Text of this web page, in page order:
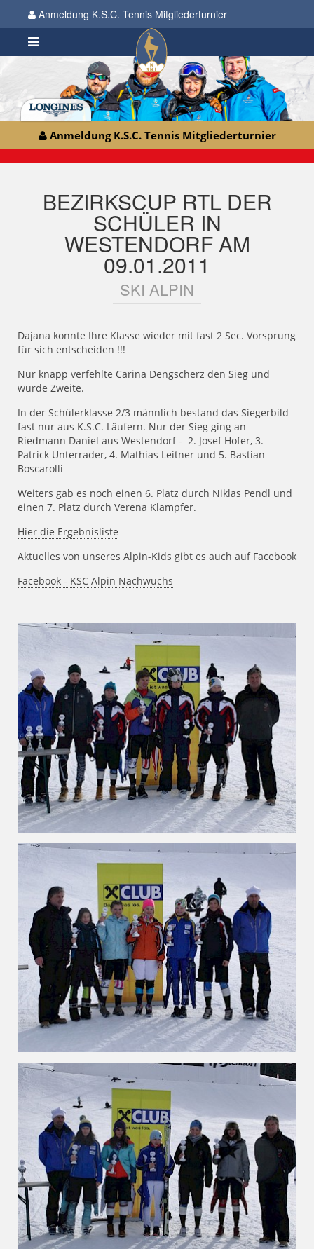
Anmeldung K.S.C. Tennis Mitgliederturnier
Anmeldung K.S.C. Tennis Mitgliederturnier
BEZIRKSCUP RTL DER
SCHÜLER IN
WESTENDORF AM
09.01.2011
SKI ALPIN
Dajana konnte Ihre Klasse wieder mit fast 2 Sec. Vorsprung
für sich entscheiden !!!
Nur knapp verfehlte Carina Dengscherz den Sieg und
wurde Zweite.
In der Schülerklasse 2/3 männlich bestand das Siegerbild
fast nur aus K.S.C. Läufern. Nur der Sieg ging an
Riedmann Daniel aus Westendorf - 2. Josef Hofer, 3.
Patrick Unterrader, 4. Mathias Leitner und 5. Bastian
Boscarolli
Weiters gab es noch einen 6. Platz durch Niklas Pendl und
einen 7. Platz durch Verena Klampfer.
Hier die Ergebnisliste
Aktuelles von unseres Alpin-Kids gibt es auch auf Facebook
Facebook - KSC Alpin Nachwuchs